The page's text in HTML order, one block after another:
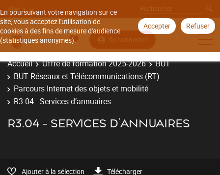
En poursuivant votre navigation sur ce
site, vous acceptez l'utilisation de
cookies à des fins de mesure d'audience
(statistiques anonymes).
Accepter Refuser
Aller à
Se connecter
Accueil Offre de formation 2025-2026
BUT
BUT Réseaux et Télécommunications (RT)
Parcours Internet des objets et mobilité
R3.04 - Services d’annuaires
R3.04 - SERVICES D’ANNUAIRES
Ajouter à la sélection Télécharger